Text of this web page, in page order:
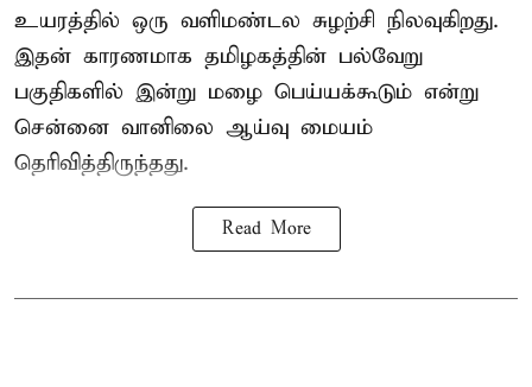
உயரத்தில் ஒரு வளிமண்டல சுழற்சி நிலவுகிறது.
இதன் காரணமாக தமிழகத்தின் பல்வேறு
பகுதிகளில் இன்று மழை பெய்யக்கூடும் என்று
சென்னை வானிலை ஆய்வு மையம்
தெரிவித்திருந்தது.
Read More